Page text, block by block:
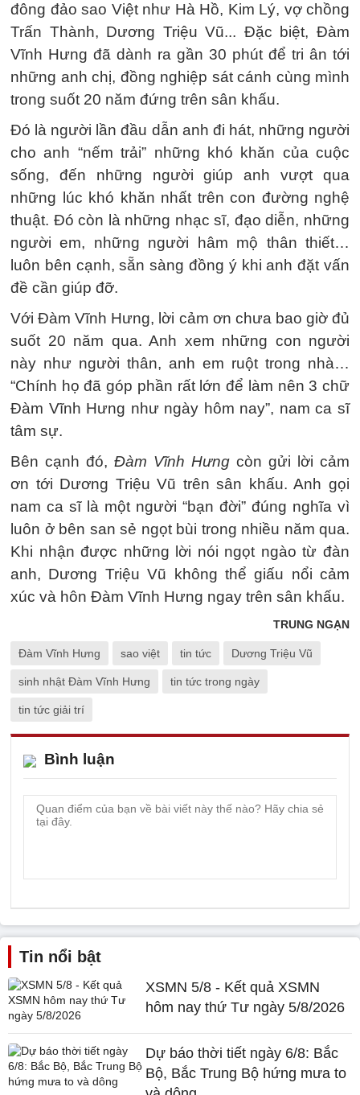
đông đảo sao Việt như Hà Hồ, Kim Lý, vợ chồng
Trấn Thành, Dương Triệu Vũ... Đặc biệt, Đàm
Vĩnh Hưng đã dành ra gần 30 phút để tri ân tới
những anh chị, đồng nghiệp sát cánh cùng mình
trong suốt 20 năm đứng trên sân khấu.
Đó là người lần đầu dẫn anh đi hát, những người
cho anh “nếm trải” những khó khăn của cuộc
sống, đến những người giúp anh vượt qua
những lúc khó khăn nhất trên con đường nghệ
thuật. Đó còn là những nhạc sĩ, đạo diễn, những
người em, những người hâm mộ thân thiết…
luôn bên cạnh, sẵn sàng đồng ý khi anh đặt vấn
đề cần giúp đỡ.
Với Đàm Vĩnh Hưng, lời cảm ơn chưa bao giờ đủ
suốt 20 năm qua. Anh xem những con người
này như người thân, anh em ruột trong nhà…
“Chính họ đã góp phần rất lớn để làm nên 3 chữ
Đàm Vĩnh Hưng như ngày hôm nay”, nam ca sĩ
tâm sự.
Bên cạnh đó, Đàm Vĩnh Hưng còn gửi lời cảm
ơn tới Dương Triệu Vũ trên sân khấu. Anh gọi
nam ca sĩ là một người “bạn đời” đúng nghĩa vì
luôn ở bên san sẻ ngọt bùi trong nhiều năm qua.
Khi nhận được những lời nói ngọt ngào từ đàn
anh, Dương Triệu Vũ không thể giấu nổi cảm
xúc và hôn Đàm Vĩnh Hưng ngay trên sân khấu.
TRUNG NGẠN
Đàm Vĩnh Hưng sao việt tin tức Dương Triệu Vũ
sinh nhật Đàm Vĩnh Hưng tin tức trong ngày
tin tức giải trí
Bình luận
Tin nổi bật
XSMN 5/8 - Kết quả XSMN
hôm nay thứ Tư ngày 5/8/2026
Dự báo thời tiết ngày 6/8: Bắc
Bộ, Bắc Trung Bộ hứng mưa to